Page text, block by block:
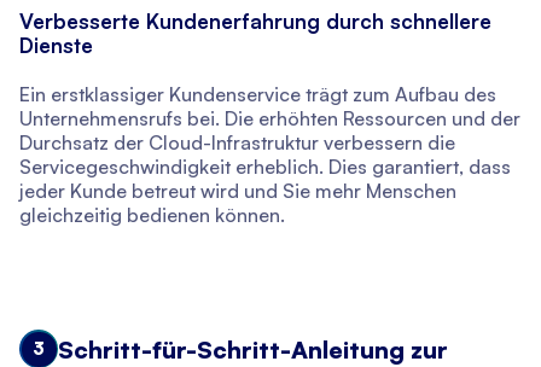
Verbesserte Kundenerfahrung durch schnellere
Dienste
Ein erstklassiger Kundenservice trägt zum Aufbau des
Unternehmensrufs bei. Die erhöhten Ressourcen und der
Durchsatz der Cloud-Infrastruktur verbessern die
Servicegeschwindigkeit erheblich. Dies garantiert, dass
jeder Kunde betreut wird und Sie mehr Menschen
gleichzeitig bedienen können.
3
Schritt-für-Schritt-Anleitung zur